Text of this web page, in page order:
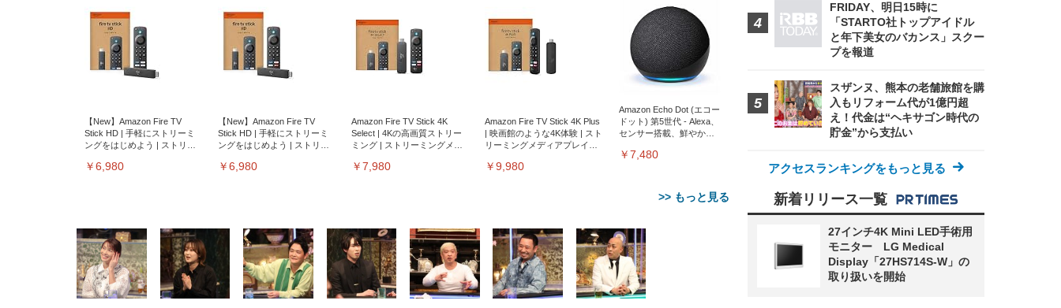
【New】Amazon Fire TV
Stick HD | 手軽にストリーミ
ングをはじめよう | ストリー
￥6,980
【New】Amazon Fire TV
Stick HD | 手軽にストリーミ
ングをはじめよう | ストリー
￥6,980
Amazon Fire TV Stick 4K
Select | 4Kの高画質ストリー
ミング | ストリーミングメデ
￥7,980
Amazon Fire TV Stick 4K Plus
| 映画館のような4K体験 | スト
リーミングメディアプレイヤ
￥9,980
Amazon Echo Dot (エコー
ドット) 第5世代 - Alexa、
センサー搭載、鮮やかな
￥7,480
>> もっと見る
FRIDAY、明日15時に
「STARTO社トップアイドル
と年下美女のバカンス」スクー
プを報道
スザンヌ、熊本の老舗旅館を購
入もリフォーム代が1億円超
え！代金は“ヘキサゴン時代の
貯金”から支払い
アクセスランキングをもっと見る
新着リリース一覧
27インチ4K Mini LED手術用
モニター LG Medical
Display「27HS714S-W」の
取り扱いを開始